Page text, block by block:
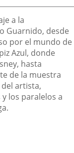
a la
Guarnido, desde
por el mundo de
Azul, donde
hasta
de la muestra
artista,
los paralelos a